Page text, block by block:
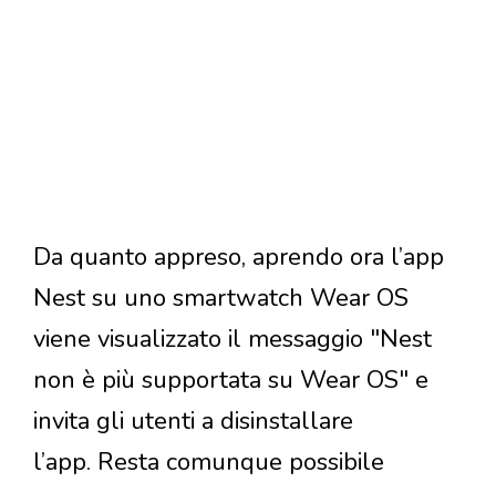
Da quanto appreso, aprendo ora l’app
Nest su uno smartwatch Wear OS
viene visualizzato il messaggio "Nest
non è più supportata su Wear OS" e
invita gli utenti a disinstallare
l’app. Resta comunque possibile